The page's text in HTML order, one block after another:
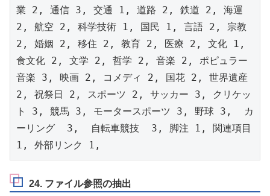
業 2, 通信 3, 交通 1, 道路 2, 鉄道 2, 海運
2, 航空 2, 科学技術 1, 国民 1, 言語 2, 宗教
2, 婚姻 2, 移住 2, 教育 2, 医療 2, 文化 1,
食文化 2, 文学 2, 哲学 2, 音楽 2, ポピュラー
音楽 3, 映画 2, コメディ 2, 国花 2, 世界遺産
2, 祝祭日 2, スポーツ 2, サッカー 3, クリケッ
ト 3, 競馬 3, モータースポーツ 3, 野球 3,  カ
ーリング  3,  自転車競技  3, 脚注 1, 関連項目
1, 外部リンク 1,
24. ファイル参照の抽出